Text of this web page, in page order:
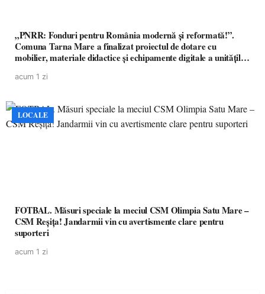
„PNRR: Fonduri pentru România modernă și reformată!”.
Comuna Tarna Mare a finalizat proiectul de dotare cu
mobilier, materiale didactice și echipamente digitale a unităților
acum 1 zi
LOCALE
FOTBAL. Măsuri speciale la meciul CSM Olimpia Satu Mare –
CSM Reșița! Jandarmii vin cu avertismente clare pentru
suporteri
acum 1 zi